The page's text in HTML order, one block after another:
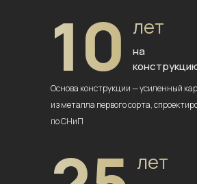
10 лет
на
Основа конструкции — усиленный
из металла первого сорта,
по СНиП
лет